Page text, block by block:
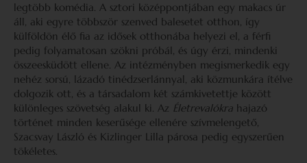
legtöbb komédia. A sztori középpontjában egy makacs úr
áll, aki egyre többször szenved balesetet otthon, így
külföldön élő fia az idősek otthonába helyezi el, a férfi
pedig folyamatosan szökni próbál, és úgy érzi, mindenki
összeesküdött ellene. Az intézményben megismerkedik egy
nehéz sorsú, lázadó tinédzserlánnyal, aki közmunkára ítélve
dolgozik ott, és a társadalom két számkivetettje között
különleges szövetség alakul ki. Az Életrevalókra hajazó
történet minden keserűsége ellenére szívmelengető,
Szacsvay László és Kizlinger Lilla párosa pedig egyszerűen
tökéletes.